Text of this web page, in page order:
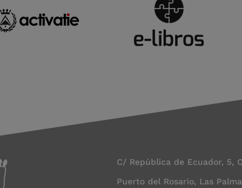
C/ República de Ecuador, 5,
Puerto del Rosario, Las